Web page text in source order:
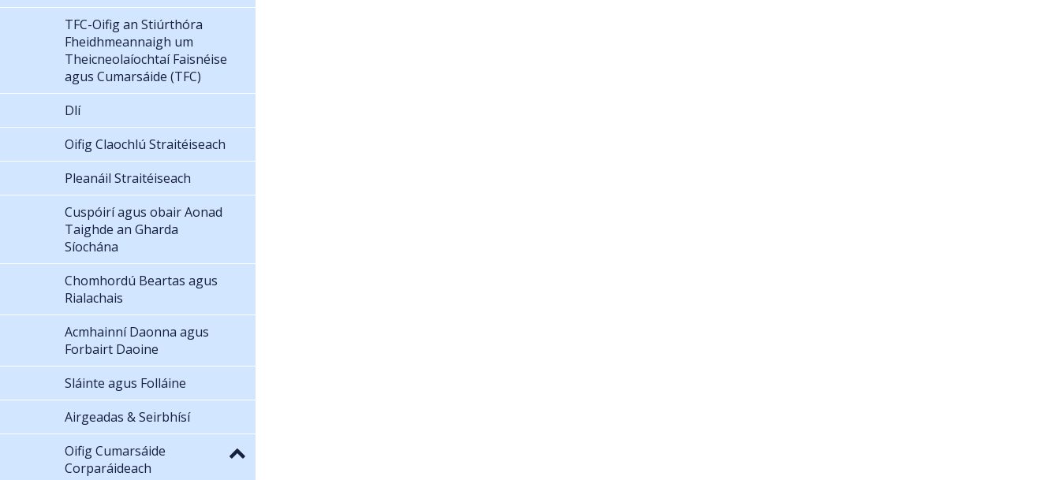
TFC-Oifig an Stiúrthóra
Fheidhmeannaigh um
Theicneolaíochtaí Faisnéise
agus Cumarsáide (TFC)
Dlí
Oifig Claochlú Straitéiseach
Pleanáil Straitéiseach
Cuspóirí agus obair Aonad
Taighde an Gharda
Síochána
Chomhordú Beartas agus
Rialachais
Acmhainní Daonna agus
Forbairt Daoine
Sláinte agus Folláine
Airgeadas & Seirbhísí
Oifig Cumarsáide
Corparáideach